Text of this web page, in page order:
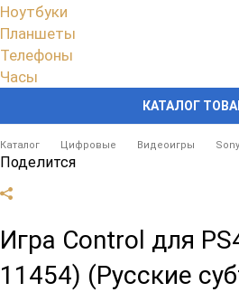
КАТАЛОГ
Ноутбуки
Планшеты
Телефоны
Часы
Каталог Цифровые Видеоигры
Поделится
Игра Control для
11454) (Русские